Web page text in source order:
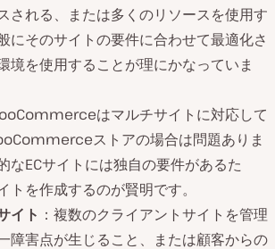
される、または多くのリソースを使用す
にそのサイトの要件に合わせて最適化さ
境を使用することが理にかなっていま
はマルチサイトに対応して
ストアの場合は問題ありま
なECサイトには独自の要件があるた
トを作成するのが賢明です。
イト ：複数のクライアントサイトを管理
障害点が生じること、または顧客からの